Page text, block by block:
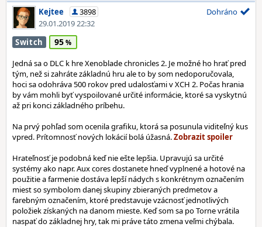
Kejtee
3898
29.01.2019 22:32
Dohráno
Switch 95
Jedná sa o DLC k hre Xenoblade chronicles 2. Je možné ho hrať pred
tým, než si zahráte základnú hru ale to by som nedoporučovala,
hoci sa odohráva 500 rokov pred udalosťami v XCH 2. Počas hrania
by vám mohli byť vyspoilované určité informácie, ktoré sa vyskytnú
až pri konci základného príbehu.
Na prvý pohľad som ocenila grafiku, ktorá sa posunula viditeľný kus
vpred. Prítomnosť nových lokácií bolá úžasná.
Hrateľnosť je podobná keď nie ešte lepšia. Upravujú sa určité
systémy ako napr. Aux cores dostanete hneď vyplnené a hotové na
použitie a farmenie dostáva lepší nádych s konkrétnym označením
miest so symbolom danej skupiny zbieraných predmetov a
farebným označením, ktoré predstavuje vzácnosť jednotlivých
položiek získaných na danom mieste. Keď som sa po Torne vrátila
naspať do základnej hry, tak mi práve táto zmena veľmi chýbala.